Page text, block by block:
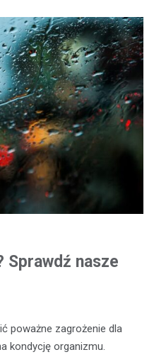
Sprawdź nasze
poważne zagrożenie dla
kondycję organizmu.